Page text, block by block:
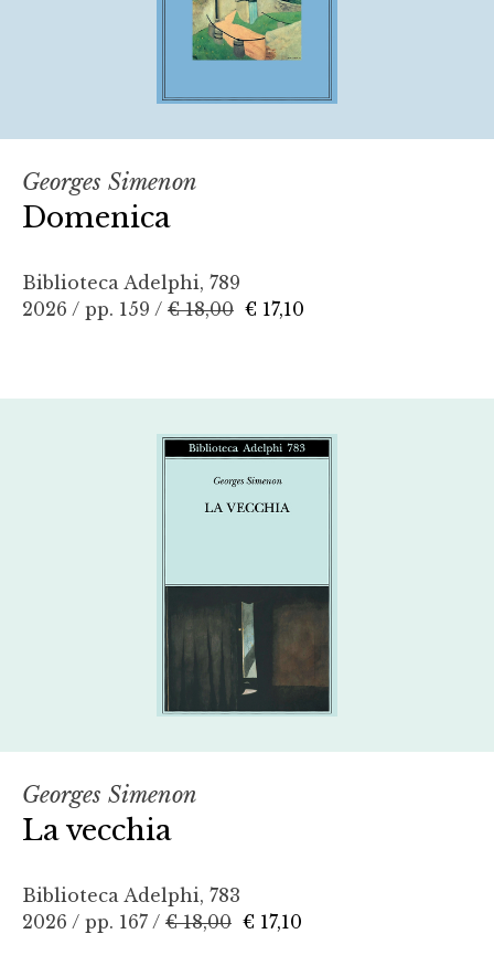
Georges Simenon
Domenica
Biblioteca Adelphi, 789
2026 / pp. 159 / € 18,00 € 17,10
Georges Simenon
La vecchia
Biblioteca Adelphi, 783
2026 / pp. 167 / € 18,00 € 17,10